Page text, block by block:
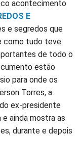
acontecimento
E
e segredos que
como tudo teve
de todo o
estão
para onde os
Torres, a
ex-presidente
ainda mostra as
durante e depois